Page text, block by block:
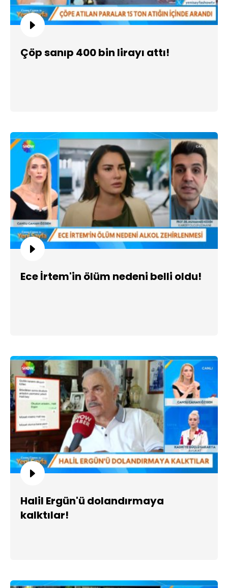
Çöp sanıp 400 bin lirayı attı!
Ece İrtem'in ölüm nedeni belli oldu!
Halil Ergün'ü dolandırmaya
kalktılar!